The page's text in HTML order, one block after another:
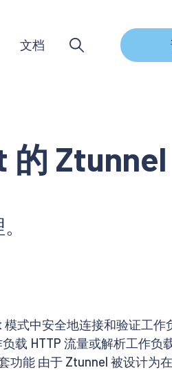
文档
的 Ztunnel
式中安全地连接和验证工作
载 HTTP 流量或解析工作负
功能 由于 Ztunnel 被设计为